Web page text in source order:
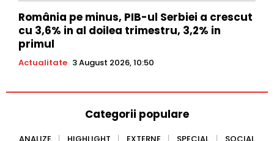
România pe minus, PIB-ul Serbiei a crescut
cu 3,6% in al doilea trimestru, 3,2% in
primul
Actualitate 3 August 2026, 10:50
Categorii populare
ANALIZE HIGHLIGHT EXTERNE SPECIAL
SOCIAL